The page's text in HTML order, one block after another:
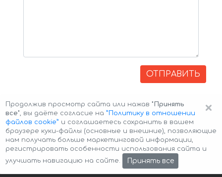
ОТПРАВИТЬ
Авторские права © 2026 Авто-Аренда Cookie Policy
×
Продолжив просмотр сайта или нажав "Принять
все", вы даёте согласие на ”Политику в отношении
файлов cookie” и соглашаетесь сохранить в вашем
браузере куки-файлы (основные и внешние), позволяющие
нам получать больше маркетинговой информации,
регистрировать особенности использования сайта и
улучшать навигацию на сайте.
Принять все